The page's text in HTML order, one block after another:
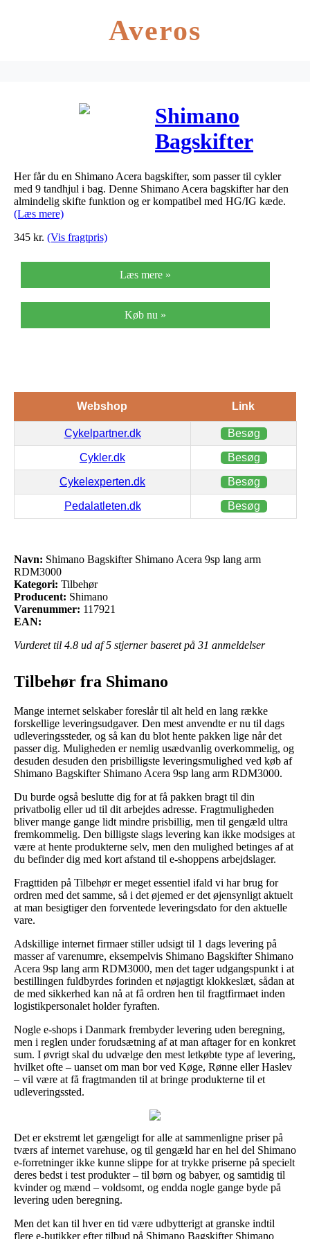
Averos
Shimano
Bagskifter
Shimano
Acera 9sp lang
Her får du en Shimano Acera bagskifter, som passer til cykler
med 9 tandhjul i bag. Denne Shimano Acera bagskifter har den
almindelig skifte funktion og er kompatibel med HG/IG kæde.
(Læs mere)
345 kr. (Vis fragtpris)
Læs mere »
Køb nu »
Webshop Link
Cykelpartner.dk Besøg
Cykler.dk Besøg
Cykelexperten.dk Besøg
Pedalatleten.dk Besøg
Navn: Shimano Bagskifter Shimano Acera 9sp lang arm
RDM3000
Kategori: Tilbehør
Producent: Shimano
Varenummer: 117921
EAN:
Vurderet til 4.8 ud af 5 stjerner baseret på 31 anmeldelser
Tilbehør fra Shimano
Mange internet selskaber foreslår til alt held en lang række
forskellige leveringsudgaver. Den mest anvendte er nu til dags
udleveringssteder, og så kan du blot hente pakken lige når det
passer dig. Muligheden er nemlig usædvanlig overkommelig, og
desuden desuden den prisbilligste leveringsmulighed ved køb af
Shimano Bagskifter Shimano Acera 9sp lang arm RDM3000.
Du burde også beslutte dig for at få pakken bragt til din
privatbolig eller ud til dit arbejdes adresse. Fragtmuligheden
bliver mange gange lidt mindre prisbillig, men til gengæld ultra
fremkommelig. Den billigste slags levering kan ikke modsiges at
være at hente produkterne selv, men den mulighed betinges af at
du befinder dig med kort afstand til e-shoppens arbejdslager.
Fragttiden på Tilbehør er meget essentiel ifald vi har brug for
ordren med det samme, så i det øjemed er det øjensynligt aktuelt
at man besigtiger den forventede leveringsdato for den aktuelle
vare.
Adskillige internet firmaer stiller udsigt til 1 dags levering på
masser af varenumre, eksempelvis Shimano Bagskifter Shimano
Acera 9sp lang arm RDM3000, men det tager udgangspunkt i at
bestillingen fuldbyrdes forinden et nøjagtigt klokkeslæt, sådan at
de med sikkerhed kan nå at få ordren hen til fragtfirmaet inden
logistikpersonalet holder fyraften.
Nogle e-shops i Danmark frembyder levering uden beregning,
men i reglen under forudsætning af at man aftager for en konkret
sum. I øvrigt skal du udvælge den mest letkøbte type af levering,
hvilket ofte – uanset om man bor ved Køge, Rønne eller Haslev
– vil være at få fragtmanden til at bringe produkterne til et
udleveringssted.
Det er ekstremt let gængeligt for alle at sammenligne priser på
tværs af internet varehuse, og til gengæld har en hel del Shimano
e-forretninger ikke kunne slippe for at trykke priserne på specielt
deres bedst i test produkter – til børn og babyer, og samtidig til
kvinder og mænd – voldsomt, og endda nogle gange byde på
levering uden beregning.
Men det kan til hver en tid være udbytterigt at granske indtil
flere e-butikker efter tilbud på Shimano Bagskifter Shimano